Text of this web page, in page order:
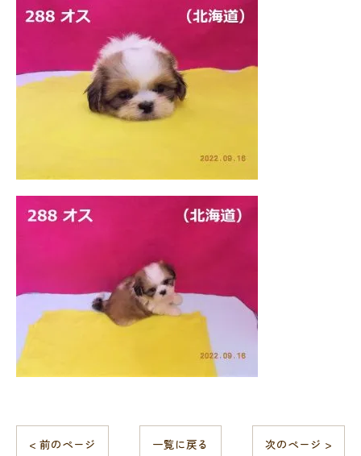
< 前のページ 一覧に戻る 次のページ >